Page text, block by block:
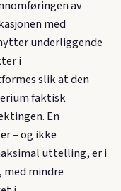
av
med
underliggende
i
slik at den
faktisk
En
– og ikke
uttelling, er i
mindre